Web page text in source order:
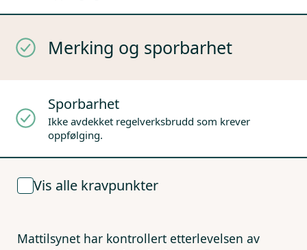
Merking og sporbarhet
Sporbarhet
Ikke avdekket regelverksbrudd som krever
oppfølging.
Vis alle kravpunkter
Mattilsynet har kontrollert etterlevelsen av